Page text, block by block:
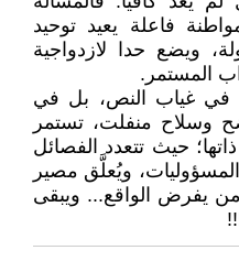
فاعلة يعيد توحيد
ويضع حدا لازدواجية
المستمر.
في غياب النص، بل في
وسلاح منفلت، تستمر
حيث تتعدد الفصائل
ويُعلَّق مصير
يفرض الواقع... ويبقى